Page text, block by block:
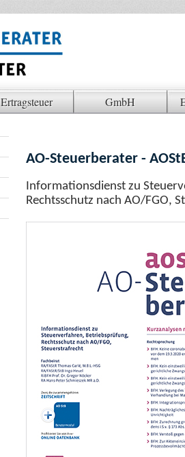
Ertragsteuer GmbH
AO-Steuerberater -
Informationsdienst zu
Rechtsschutz nach AO/FGO,